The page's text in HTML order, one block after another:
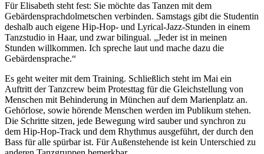
Für Elisabeth steht fest: Sie möchte das Tanzen mit dem
Gebärdensprachdolmetschen verbinden. Samstags gibt die Studentin
deshalb auch eigene Hip-Hop- und Lyrical-Jazz-Stunden in einem
Tanzstudio in Haar, und zwar bilingual. „Jeder ist in meinen
Stunden willkommen. Ich spreche laut und mache dazu die
Gebärdensprache.“
Es geht weiter mit dem Training. Schließlich steht im Mai ein
Auftritt der Tanzcrew beim Protesttag für die Gleichstellung von
Menschen mit Behinderung in München auf dem Marienplatz an.
Gehörlose, sowie hörende Menschen werden im Publikum stehen.
Die Schritte sitzen, jede Bewegung wird sauber und synchron zu
dem Hip-Hop-Track und dem Rhythmus ausgeführt, der durch den
Bass für alle spürbar ist. Für Außenstehende ist kein Unterschied zu